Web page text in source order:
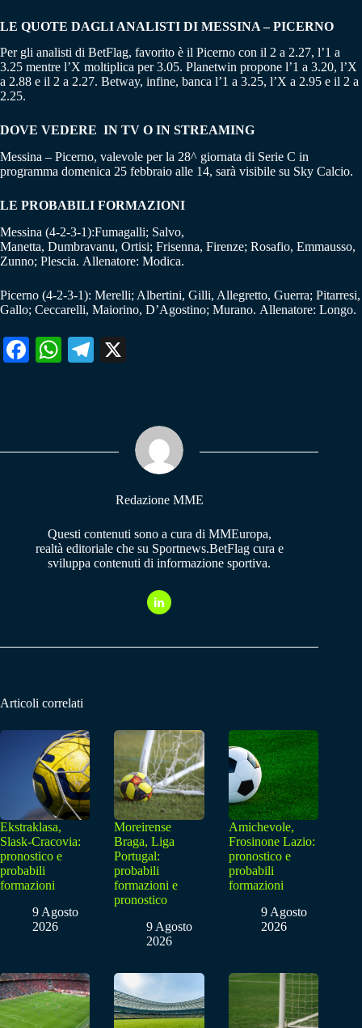
LE QUOTE DAGLI ANALISTI DI MESSINA – PICERNO
Per gli analisti di BetFlag, favorito è il Picerno con il 2 a 2.27, l’1 a
3.25 mentre l’X moltiplica per 3.05. Planetwin propone l’1 a 3.20, l’X
a 2.88 e il 2 a 2.27. Betway, infine, banca l’1 a 3.25, l’X a 2.95 e il 2 a
2.25.
DOVE VEDERE IN TV O IN STREAMING
Messina – Picerno, valevole per la 28^ giornata di Serie C in
programma domenica 25 febbraio alle 14, sarà visibile su Sky Calcio.
LE PROBABILI FORMAZIONI
Messina (4-2-3-1):Fumagalli; Salvo,
Manetta, Dumbravanu, Ortisi; Frisenna, Firenze; Rosafio, Emmausso,
Zunno; Plescia. Allenatore: Modica.
Picerno (4-2-3-1): Merelli; Albertini, Gilli, Allegretto, Guerra; Pitarresi,
Gallo; Ceccarelli, Maiorino, D’Agostino; Murano. Allenatore: Longo.
Fa W
pp
Te
m
Redazione MME
Questi contenuti sono a cura di MMEuropa,
realtà editoriale che su Sportnews.BetFlag cura e
sviluppa contenuti di informazione sportiva.
Articoli correlati
Ekstraklasa,
Slask-Cracovia:
pronostico e
probabili
formazioni
9 Agosto
2026
Moreirense
Braga, Liga
Portugal:
probabili
formazioni e
pronostico
9 Agosto
2026
Amichevole,
Frosinone Lazio:
pronostico e
probabili
formazioni
9 Agosto
2026